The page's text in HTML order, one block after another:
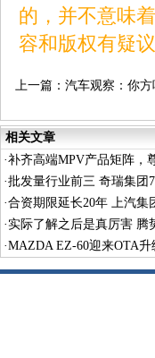
的，并不意味
容和版权有疑
上一篇： 汽车观察：你
相关文章
·补齐高端MPV产品矩阵，
围
·批发量行业前三 奇瑞集团
·合资期限延长20年 上汽集
·实际了解之后是真厉害 腾
·MAZDA EZ-60迎来OTA